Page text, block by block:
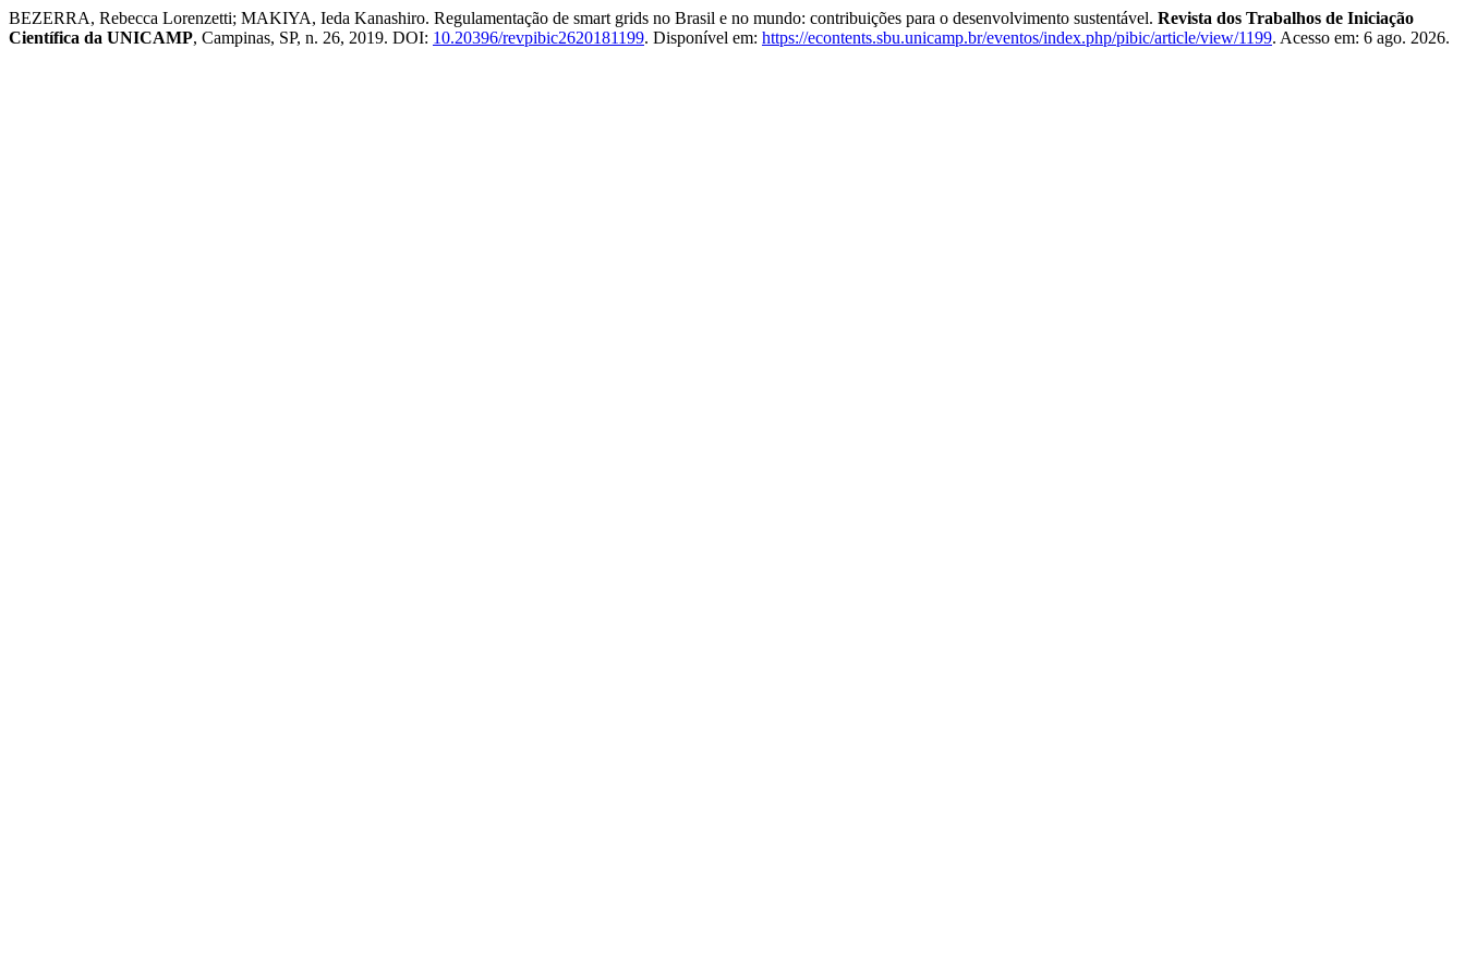
BEZERRA, Rebecca Lorenzetti; MAKIYA, Ieda Kanashiro. Regulamentação de smart grids no Brasil e no mundo: contribuições para o desenvolvimento sustentável. Revista dos Trabalhos de Iniciação
Científica da UNICAMP, Campinas, SP, n. 26, 2019. DOI: 10.20396/revpibic2620181199. Disponível em: https://econtents.sbu.unicamp.br/eventos/index.php/pibic/article/view/1199. Acesso em: 6 ago. 2026.